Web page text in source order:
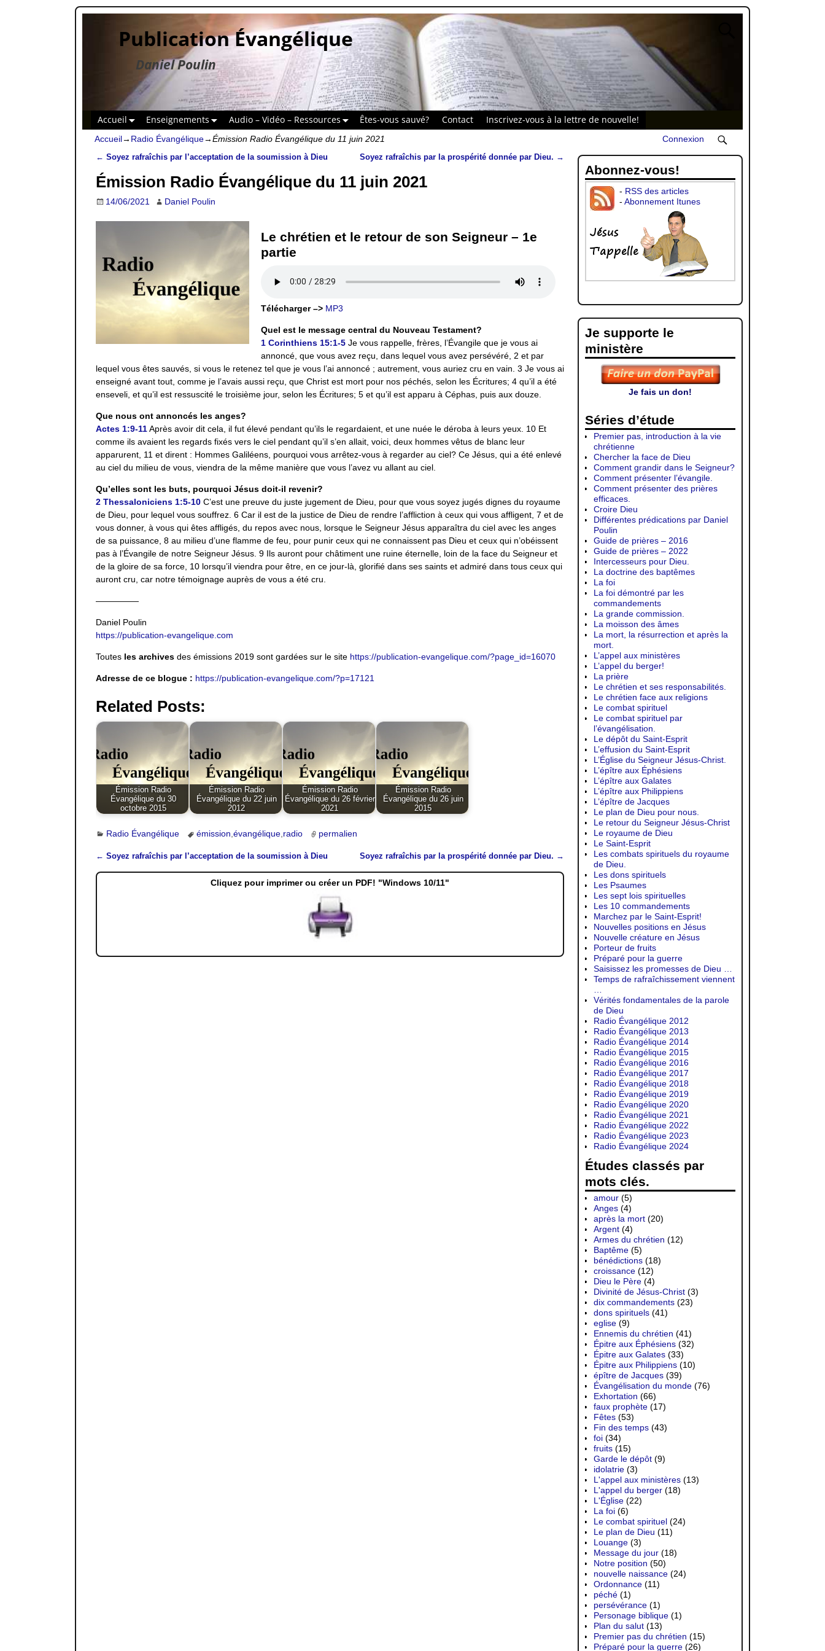
Publication Évangélique
Daniel Poulin
Accueil Enseignements Audio – Vidéo – Ressources Êtes-vous sauvé? Contact Inscrivez-vous à la lettre de nouvelle!
Accueil→ Radio Évangélique→Émission Radio Évangélique du 11 juin 2021 Connexion
← Soyez rafraîchis par l’acceptation de la soumission à Dieu Soyez rafraîchis par la prospérité donnée par Dieu. →
Émission Radio Évangélique du 11 juin 2021
14/06/2021 Daniel Poulin
Le chrétien et le retour de son Seigneur – 1e
partie
Télécharger –> MP3
Quel est le message central du Nouveau Testament?
1 Corinthiens 15:1-5Je vous rappelle, frères, l’Évangile que je vous ai
annoncé, que vous avez reçu, dans lequel vous avez persévéré, 2 et par
lequel vous êtes sauvés, si vous le retenez tel que je vous l’ai annoncé ; autrement, vous auriez cru en vain. 3 Je vous ai
enseigné avant tout, comme je l’avais aussi reçu, que Christ est mort pour nos péchés, selon les Écritures; 4 qu’il a été
enseveli, et qu’il est ressuscité le troisième jour, selon les Écritures; 5 et qu’il est apparu à Céphas, puis aux douze.
Que nous ont annoncés les anges?
Actes 1:9-11Après avoir dit cela, il fut élevé pendant qu’ils le regardaient, et une nuée le déroba à leurs yeux. 10 Et
comme ils avaient les regards fixés vers le ciel pendant qu’il s’en allait, voici, deux hommes vêtus de blanc leur
apparurent, 11 et dirent : Hommes Galiléens, pourquoi vous arrêtez-vous à regarder au ciel? Ce Jésus, qui a été enlevé
au ciel du milieu de vous, viendra de la même manière que vous l’avez vu allant au ciel.
Qu’elles sont les buts, pourquoi Jésus doit-il revenir?
2 Thessaloniciens 1:5-10C’est une preuve du juste jugement de Dieu, pour que vous soyez jugés dignes du royaume
de Dieu, pour lequel vous souffrez. 6 Car il est de la justice de Dieu de rendre l’affliction à ceux qui vous affligent, 7 et de
vous donner, à vous qui êtes affligés, du repos avec nous, lorsque le Seigneur Jésus apparaîtra du ciel avec les anges
de sa puissance, 8 au milieu d’une flamme de feu, pour punir ceux qui ne connaissent pas Dieu et ceux qui n’obéissent
pas à l’Évangile de notre Seigneur Jésus. 9 Ils auront pour châtiment une ruine éternelle, loin de la face du Seigneur et
de la gloire de sa force, 10 lorsqu’il viendra pour être, en ce jour-là, glorifié dans ses saints et admiré dans tous ceux qui
auront cru, car notre témoignage auprès de vous a été cru.
—————
Daniel Poulin
https://publication-evangelique.com
Toutes les archivesdes émissions 2019 sont gardées sur le site https://publication-evangelique.com/?page_id=16070
Adresse de ce blogue : https://publication-evangelique.com/?p=17121
Related Posts:
Émission Radio
Évangélique du 30
octobre 2015
Émission Radio
Évangélique du 22 juin
2012
Émission Radio
Évangélique du 26 février
2021
Émission Radio
Évangélique du 26 juin
2015
Radio Évangélique émission,évangélique,radio permalien
← Soyez rafraîchis par l’acceptation de la soumission à Dieu Soyez rafraîchis par la prospérité donnée par Dieu. →
Cliquez pour imprimer ou créer un PDF! "Windows 10/11"
Abonnez-vous!
- RSS des articles
-Abonnement Itunes
Je supporte le
ministère
Je fais un don!
Séries d’étude
Premier pas, introduction à la vie
chrétienne
Chercher la face de Dieu
Comment grandir dans le Seigneur?
Comment présenter l’évangile.
Comment présenter des prières
efficaces.
Croire Dieu
Différentes prédications par Daniel
Poulin
Guide de prières – 2016
Guide de prières – 2022
Intercesseurs pour Dieu.
La doctrine des baptêmes
La foi
La foi démontré par les
commandements
La grande commission.
La moisson des âmes
La mort, la résurrection et après la
mort.
L’appel aux ministères
L’appel du berger!
La prière
Le chrétien et ses responsabilités.
Le chrétien face aux religions
Le combat spirituel
Le combat spirituel par
l’évangélisation.
Le dépôt du Saint-Esprit
L’effusion du Saint-Esprit
L’Église du Seigneur Jésus-Christ.
L’épître aux Éphésiens
L’épître aux Galates
L’épître aux Philippiens
L’épître de Jacques
Le plan de Dieu pour nous.
Le retour du Seigneur Jésus-Christ
Le royaume de Dieu
Le Saint-Esprit
Les combats spirituels du royaume
de Dieu.
Les dons spirituels
Les Psaumes
Les sept lois spirituelles
Les 10 commandements
Marchez par le Saint-Esprit!
Nouvelles positions en Jésus
Nouvelle créature en Jésus
Porteur de fruits
Préparé pour la guerre
Saisissez les promesses de Dieu …
Temps de rafraîchissement viennent
…
Vérités fondamentales de la parole
de Dieu
Radio Évangélique 2012
Radio Évangélique 2013
Radio Évangélique 2014
Radio Évangélique 2015
Radio Évangélique 2016
Radio Évangélique 2017
Radio Évangélique 2018
Radio Évangélique 2019
Radio Évangélique 2020
Radio Évangélique 2021
Radio Évangélique 2022
Radio Évangélique 2023
Radio Évangélique 2024
Études classés par
mots clés.
amour (5)
Anges (4)
après la mort (20)
Argent (4)
Armes du chrétien (12)
Baptême (5)
bénédictions (18)
croissance (12)
Dieu le Père (4)
Divinité de Jésus-Christ (3)
dix commandements (23)
dons spirituels (41)
eglise (9)
Ennemis du chrétien (41)
Épitre aux Éphésiens (32)
Épitre aux Galates (33)
Épitre aux Philippiens (10)
épître de Jacques (39)
Évangélisation du monde (76)
Exhortation (66)
faux prophète (17)
Fêtes (53)
Fin des temps (43)
foi (34)
fruits (15)
Garde le dépôt (9)
idolatrie (3)
L'appel aux ministères (13)
L'appel du berger (18)
L'Église (22)
La foi (6)
Le combat spirituel (24)
Le plan de Dieu (11)
Louange (3)
Message du jour (18)
Notre position (50)
nouvelle naissance (24)
Ordonnance (11)
péché (1)
persévérance (1)
Personage biblique (1)
Plan du salut (13)
Premier pas du chrétien (15)
Préparé pour la guerre (26)